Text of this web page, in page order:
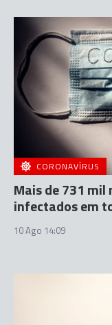
CORONAVÍRUS
Mais de 731
infectados em
10 Ago 14:09